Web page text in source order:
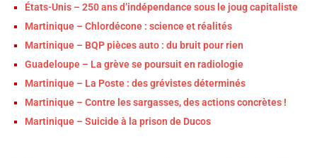
États-Unis – 250 ans d’indépendance sous le joug capitaliste
Martinique – Chlordécone : science et réalités
Martinique – BQP pièces auto : du bruit pour rien
Guadeloupe – La grève se poursuit en radiologie
Martinique – La Poste : des grévistes déterminés
Martinique – Contre les sargasses, des actions concrètes !
Martinique – Suicide à la prison de Ducos